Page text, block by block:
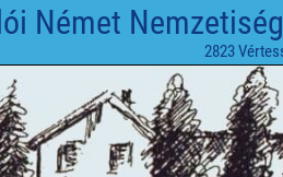
Német
2823